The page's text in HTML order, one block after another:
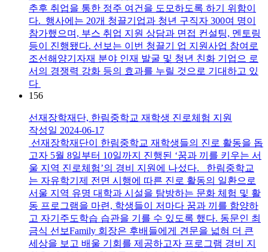
추후 취업을 통한 정주 여건을 도모하도록 하기 위함이
다. 행사에는 20개 청끌기업과 청년 구직자 300여 명이
참가했으며, 부스 취업 지원 상담과 면접 컨설팅, 멘토링
등이 진행됐다. 선보는 이번 청끌기 업 지원사업 참여로
조선해양기자재 분야 인재 발굴 및 청년 친화 기업으 로
서의 경쟁력 강화 등의 효과를 누릴 것으로 기대하고 있
다
156
선재장학재단, 한림중학교 재학생 진로체험 지원
작성일 2024-06-17
선재장학재단이 한림중학교 재학생들의 진로 활동을 돕
고자 5월 8일부터 10일까지 진행된 ‘꿈과 끼를 키우는 서
울 지역 진로체험’의 경비 지원에 나섰다. 한림중학교
는 자유학기제 전면 시행에 따른 진로 활동의 일환으로
서울 지역 유명 대학과 시설을 탐방하는 문화 체험 및 활
동 프로그램을 마련, 학생들이 저마다 꿈과 끼를 함양하
고 자기주도학습 습관을 기를 수 있도록 했다. 동문인 최
금식 선보Family 회장은 후배들에게 견문을 넓혀 더 큰
세상을 보고 배울 기회를 제공하고자 프로그램 경비 지